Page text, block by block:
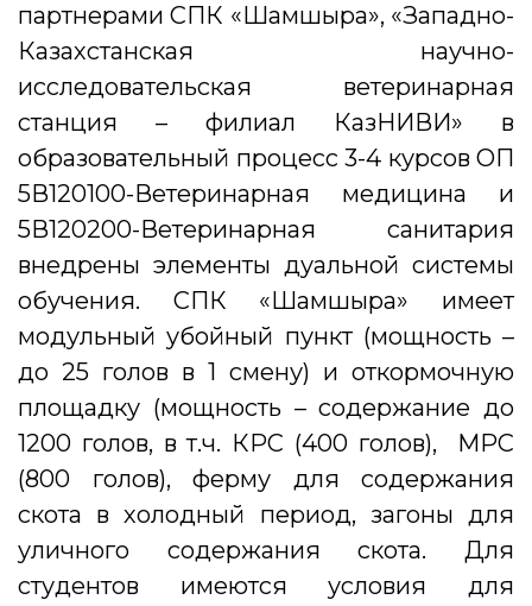
партнерами СПК «Шамшырақ», «Западно-
Казахстанская научно-
исследовательская ветеринарная
станция – филиал КазНИВИ» в
образовательный процесс 3-4 курсов ОП
5В120100-Ветеринарная медицина и
5В120200-Ветеринарная санитария
внедрены элементы дуальной системы
обучения. СПК «Шамшырақ» имеет
модульный убойный пункт (мощность –
до 25 голов в 1 смену) и откормочную
площадку (мощность – содержание до
1200 голов, в т.ч. КРС (400 голов), МРС
(800 голов), ферму для содержания
скота в холодный период, загоны для
уличного содержания скота. Для
студентов имеются условия для